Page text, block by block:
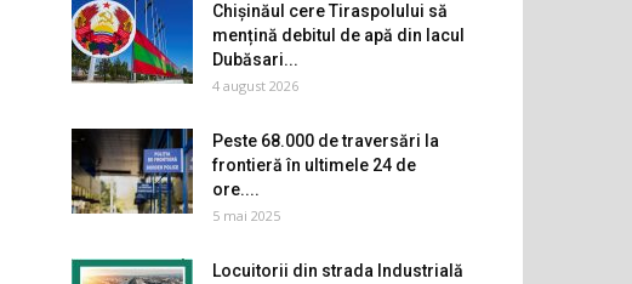
Chișinăul cere Tiraspolului să
mențină debitul de apă din lacul
Dubăsari...
4 august 2026
Peste 68.000 de traversări la
frontieră în ultimele 24 de
ore....
5 mai 2025
Locuitorii din strada Industrială